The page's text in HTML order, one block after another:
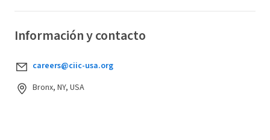
Información y contacto
careers@ciic-usa.org
Bronx, NY, USA